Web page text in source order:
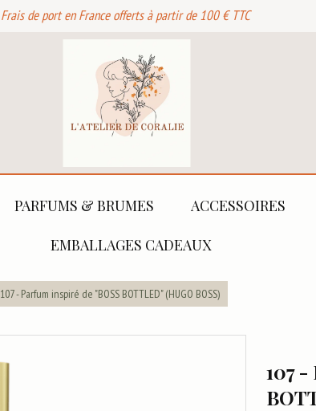
Frais de port en France offerts à partir de 100 € TTC
PARFUMS & BRUMES ACCESSOIRES
EMBALLAGES CADEAUX
107 - Parfum inspiré de "BOSS BOTTLED" (HUGO BOSS)
107